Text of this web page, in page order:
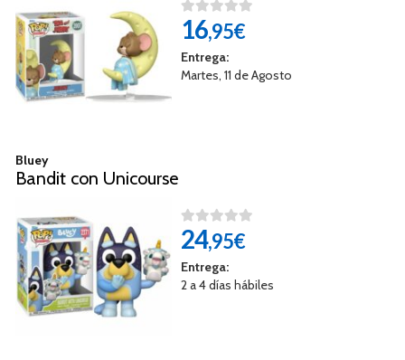
16,95€
Entrega:
Martes, 11 de Agosto
Bluey
Bandit con Unicourse
24,95€
Entrega:
2 a 4 días hábiles